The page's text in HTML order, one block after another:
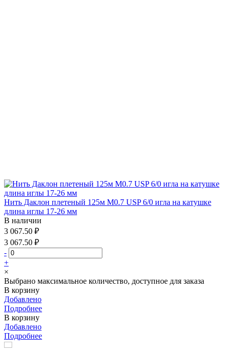
Нить Даклон плетеный 125м М0.7 USP 6/0 игла на катушке
длина иглы 17-26 мм
В наличии
3 067.50 ₽
3 067.50 ₽
-
+
×
Выбрано максимальное количество, доступное для заказа
В корзину
Добавлено
Подробнее
В корзину
Добавлено
Подробнее